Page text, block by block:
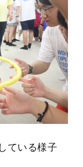
ている様子